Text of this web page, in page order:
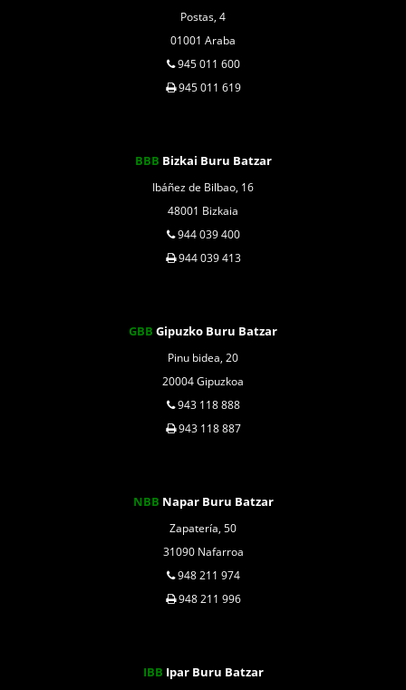
Postas, 4
01001 Araba
945 011 600
945 011 619
BBB Bizkai Buru Batzar
Ibáñez de Bilbao, 16
48001 Bizkaia
944 039 400
944 039 413
GBB Gipuzko Buru Batzar
Pinu bidea, 20
20004 Gipuzkoa
943 118 888
943 118 887
NBB Napar Buru Batzar
Zapatería, 50
31090 Nafarroa
948 211 974
948 211 996
IBB Ipar Buru Batzar